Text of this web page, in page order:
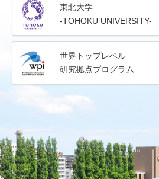
東北大学
-TOHOKU UNIVERSITY-
世界トップレベル
研究拠点プログラム